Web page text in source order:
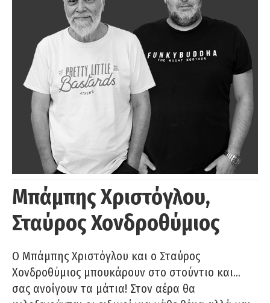
Μπάμπης Χριστόγλου,
Σταύρος Χονδροθύμιος
O Μπάμπης Χριστόγλου και ο Σταύρος
Χονδροθύμιος μπουκάρουν στο στούντιο και…
σας ανοίγουν τα μάτια! Στον αέρα θα